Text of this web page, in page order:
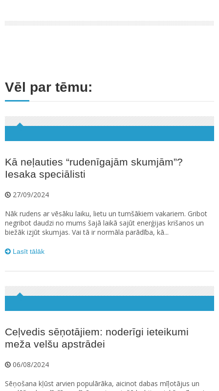
Vēl par tēmu:
Kā neļauties “rudenīgajām skumjām”?
Iesaka speciālisti
27/09/2024
Nāk rudens ar vēsāku laiku, lietu un tumšākiem vakariem. Gribot
negribot daudzi no mums šajā laikā sajūt enerģijas krišanos un
biežāk izjūt skumjas. Vai tā ir normāla parādība, kā...
Lasīt tālāk
Ceļvedis sēņotājiem: noderīgi ieteikumi
meža velšu apstrādei
06/08/2024
Sēņošana kļūst arvien populārāka, aicinot dabas mīļotājus un